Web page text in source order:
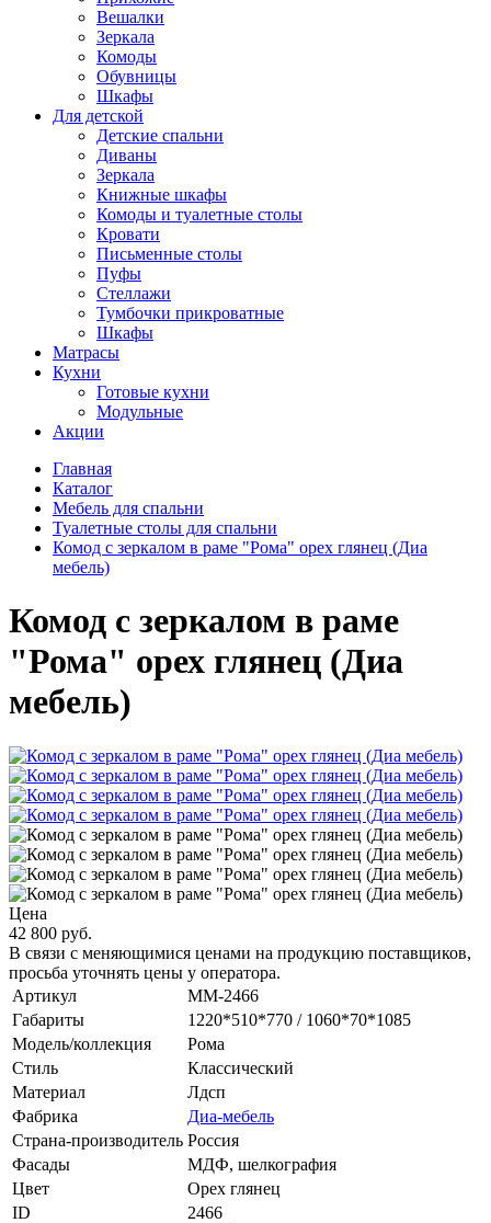
Вешалки
Зеркала
Комоды
Обувницы
Шкафы
Для детской
Детские спальни
Диваны
Зеркала
Книжные шкафы
Комоды и туалетные столы
Кровати
Письменные столы
Пуфы
Стеллажи
Тумбочки прикроватные
Шкафы
Матрасы
Кухни
Готовые кухни
Модульные
Акции
Главная
Каталог
Мебель для спальни
Туалетные столы для спальни
Комод с зеркалом в раме "Рома" орех глянец (Диа
мебель)
Комод с зеркалом в раме
"Рома" орех глянец (Диа
мебель)
Цена
42 800 руб.
В связи с меняющимися ценами на продукцию поставщиков,
просьба уточнять цены у оператора.
Артикул
MM-2466
Габариты
1220*510*770 / 1060*70*1085
Модель/коллекция
Рома
Стиль
Классический
Материал
Лдсп
Фабрика
Диа-мебель
Страна-производитель Россия
Фасады
МДФ, шелкография
Цвет
Орех глянец
ID
2466